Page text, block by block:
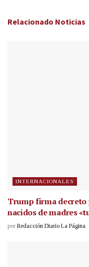
Relacionado Noticias
INTERNACIONALES
Trump firma decreto
nacidos de madres
por Redacción Diario La Página